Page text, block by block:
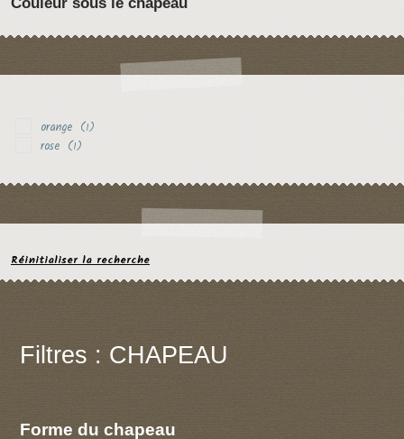
Couleur sous le chapeau
orange (1)
rose (1)
Réinitialiser la recherche
Filtres : CHAPEAU
Forme du chapeau